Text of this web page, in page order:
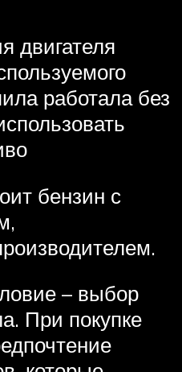
двигателя
работала без
бензин с
– выбор
При покупке